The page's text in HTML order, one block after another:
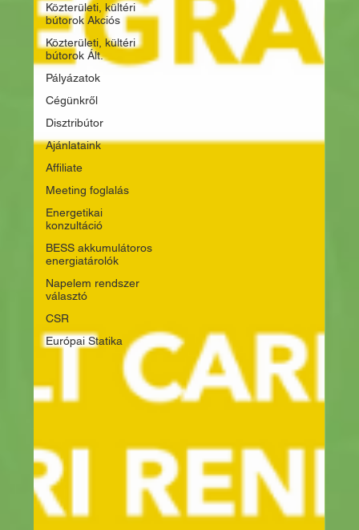
Közterületi, kültéri
bútorok Akciós
Közterületi, kültéri
bútorok Ált.
Pályázatok
Cégünkről
Disztribútor
Ajánlataink
Affiliate
Meeting foglalás
Energetikai
konzultáció
BESS akkumulátoros
energiatárolók
Napelem rendszer
választó
CSR
Európai Statika